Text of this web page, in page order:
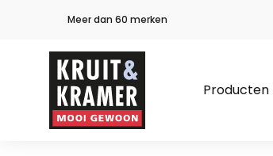
Meer dan 60 merken
Producten